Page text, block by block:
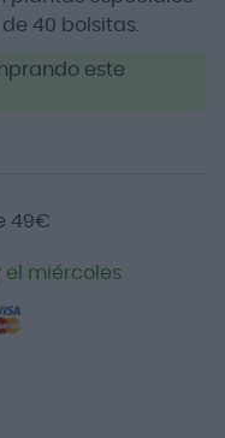
40 bolsitas.
este
49€
el miércoles